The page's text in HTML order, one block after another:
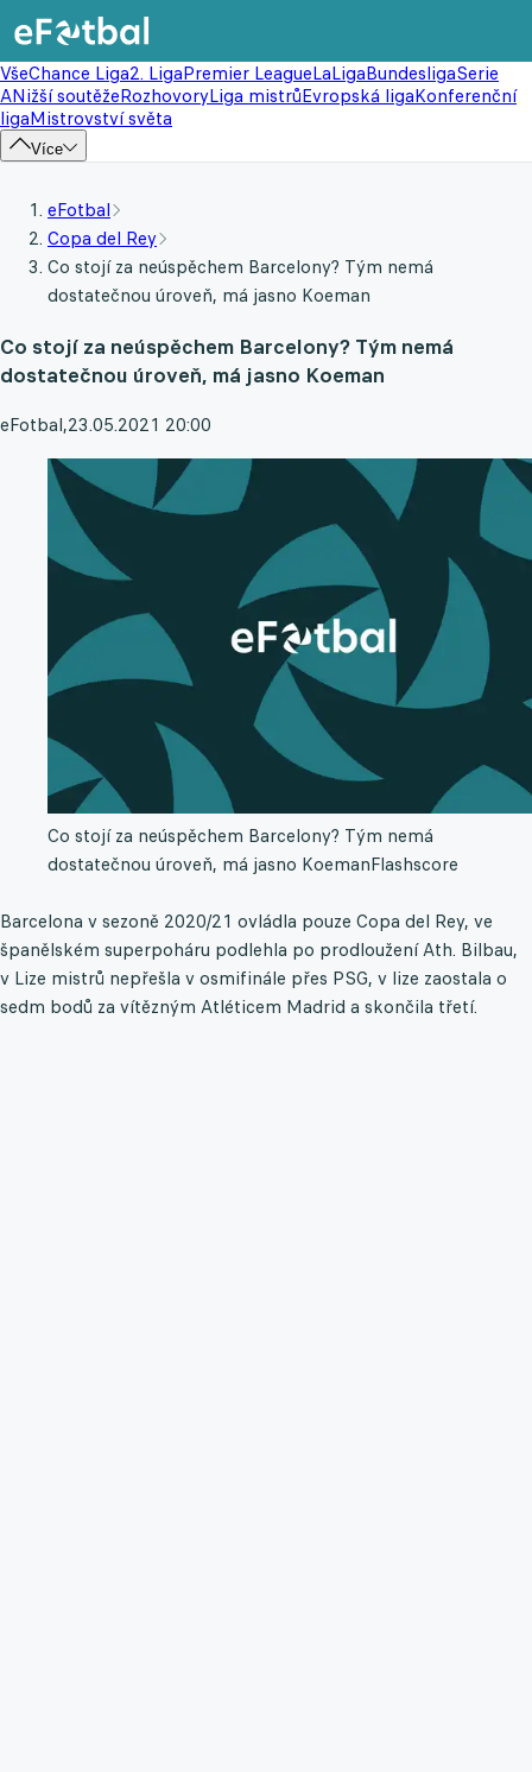
VšeChance Liga2. LigaPremier LeagueLaLigaBundesligaSerie
ANižší soutěžeRozhovoryLiga mistrůEvropská ligaKonferenční
ligaMistrovství světa
Více
eFotbal
Copa del Rey
Co stojí za neúspěchem Barcelony? Tým nemá
dostatečnou úroveň, má jasno Koeman
Co stojí za neúspěchem Barcelony? Tým nemá
dostatečnou úroveň, má jasno Koeman
eFotbal,23.05.2021 20:00
Co stojí za neúspěchem Barcelony? Tým nemá
dostatečnou úroveň, má jasno KoemanFlashscore
Barcelona v sezoně 2020/21 ovládla pouze Copa del Rey, ve
španělském superpoháru podlehla po prodloužení Ath. Bilbau,
v Lize mistrů nepřešla v osmifinále přes PSG, v lize zaostala o
sedm bodů za vítězným Atléticem Madrid a skončila třetí.